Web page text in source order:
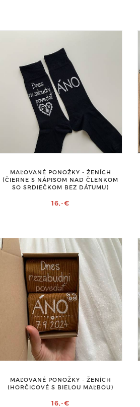
MAĽOVANÉ PONOŽKY - ŽENÍCH
(ČIERNE S NÁPISOM NAD ČLENKOM
SO SRDIEČKOM BEZ DÁTUMU)
16,-€
MAĽOVANÉ PONOŽKY - ŽENÍCH
(HORČICOVÉ S BIELOU MAĽBOU)
16,-€